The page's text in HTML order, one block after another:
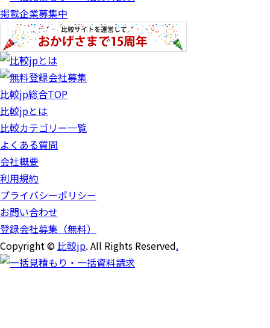
掲載企業募集中
比較jp総合TOP
比較jpとは
比較カテゴリー一覧
よくある質問
会社概要
利用規約
プライバシーポリシー
お問い合わせ
登録会社募集（無料）
Copyright ©比較jp. All Rights Reserved.